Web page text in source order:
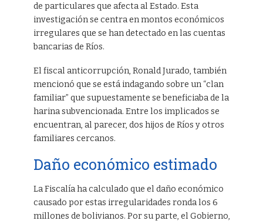
de particulares que afecta al Estado. Esta
investigación se centra en montos económicos
irregulares que se han detectado en las cuentas
bancarias de Ríos.
El fiscal anticorrupción, Ronald Jurado, también
mencionó que se está indagando sobre un “clan
familiar” que supuestamente se beneficiaba de la
harina subvencionada. Entre los implicados se
encuentran, al parecer, dos hijos de Ríos y otros
familiares cercanos.
Daño económico estimado
La Fiscalía ha calculado que el daño económico
causado por estas irregularidades ronda los 6
millones de bolivianos. Por su parte, el Gobierno,